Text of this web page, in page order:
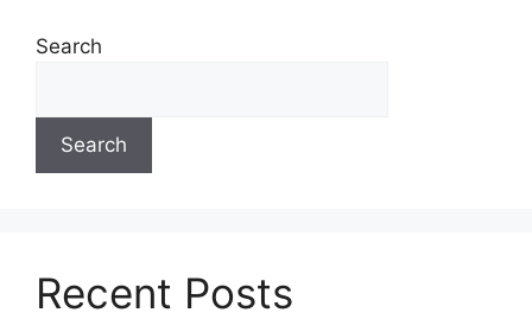
Search
Search
Recent Posts